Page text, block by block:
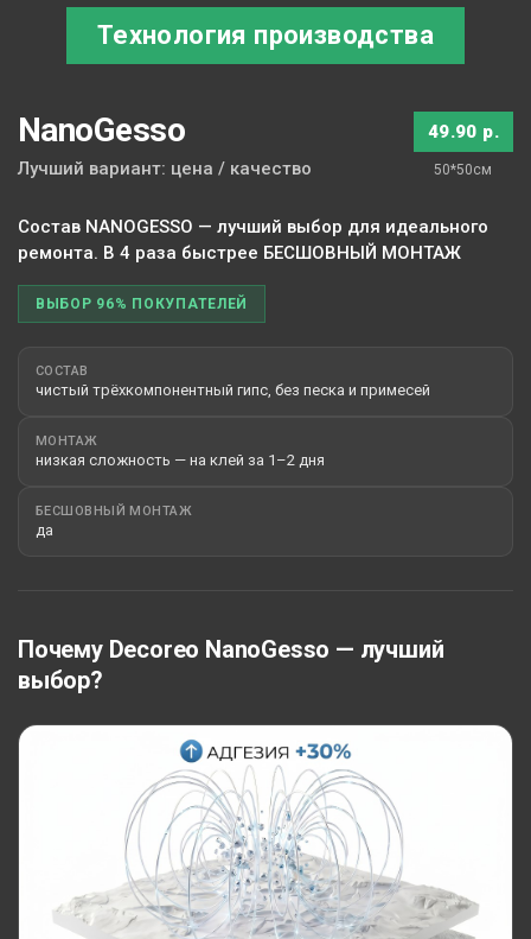
Технология производства
NanoGesso
Лучший вариант: цена / качество
49.90 р.
50*50см
Состав NANOGESSO — лучший выбор для идеального
ремонта. В 4 раза быстрее БЕСШОВНЫЙ МОНТАЖ
ВЫБОР 96% ПОКУПАТЕЛЕЙ
СОСТАВ
чистый трёхкомпонентный гипс, без песка и примесей
МОНТАЖ
низкая сложность — на клей за 1–2 дня
БЕСШОВНЫЙ МОНТАЖ
да
Почему Decoreo NanoGesso — лучший
выбор?